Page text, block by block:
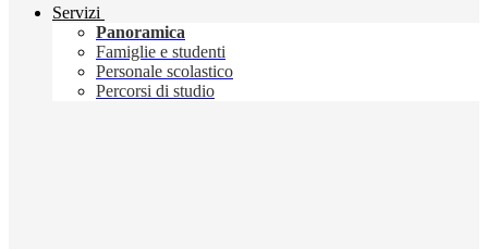
Servizi
Panoramica
Famiglie e studenti
Personale scolastico
Percorsi di studio